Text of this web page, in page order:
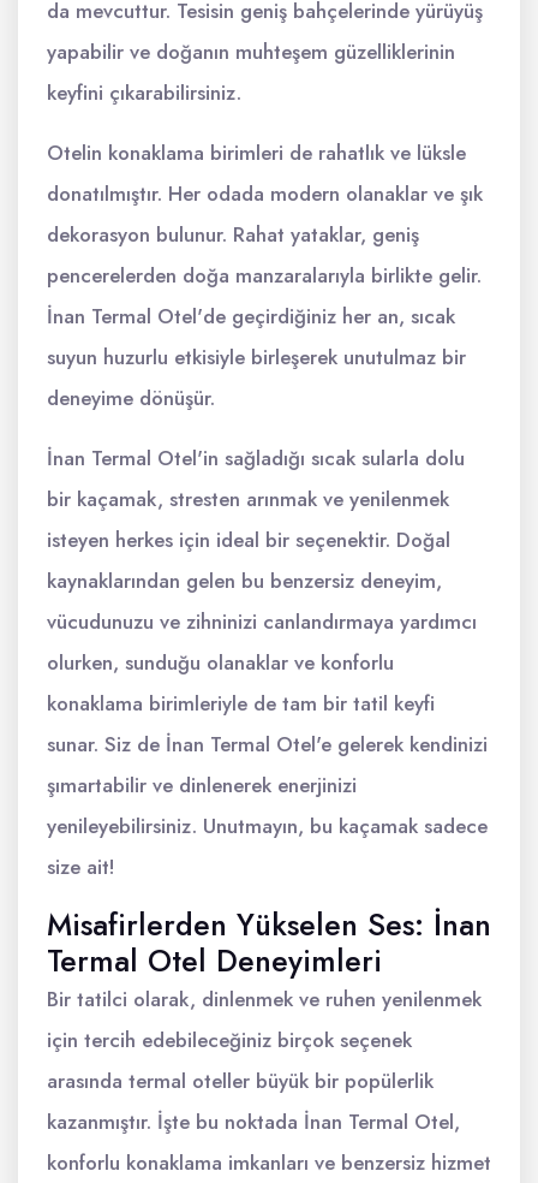
da mevcuttur. Tesisin geniş bahçelerinde yürüyüş
yapabilir ve doğanın muhteşem güzelliklerinin
keyfini çıkarabilirsiniz.
Otelin konaklama birimleri de rahatlık ve lüksle
donatılmıştır. Her odada modern olanaklar ve şık
dekorasyon bulunur. Rahat yataklar, geniş
pencerelerden doğa manzaralarıyla birlikte gelir.
İnan Termal Otel'de geçirdiğiniz her an, sıcak
suyun huzurlu etkisiyle birleşerek unutulmaz bir
deneyime dönüşür.
İnan Termal Otel'in sağladığı sıcak sularla dolu
bir kaçamak, stresten arınmak ve yenilenmek
isteyen herkes için ideal bir seçenektir. Doğal
kaynaklarından gelen bu benzersiz deneyim,
vücudunuzu ve zihninizi canlandırmaya yardımcı
olurken, sunduğu olanaklar ve konforlu
konaklama birimleriyle de tam bir tatil keyfi
sunar. Siz de İnan Termal Otel'e gelerek kendinizi
şımartabilir ve dinlenerek enerjinizi
yenileyebilirsiniz. Unutmayın, bu kaçamak sadece
size ait!
Misafirlerden Yükselen Ses: İnan
Termal Otel Deneyimleri
Bir tatilci olarak, dinlenmek ve ruhen yenilenmek
için tercih edebileceğiniz birçok seçenek
arasında termal oteller büyük bir popülerlik
kazanmıştır. İşte bu noktada İnan Termal Otel,
konforlu konaklama imkanları ve benzersiz hizmet